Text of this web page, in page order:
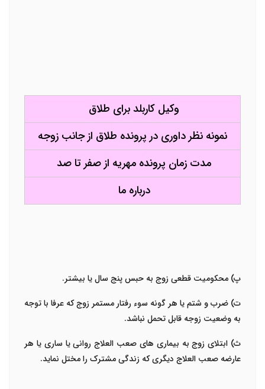
وکیل کاربلد برای طلاق
نمونه نظر داوری در پرونده طلاق از جانب زوجه
مدت زمان پرونده مهریه از صفر تا صد
درباره ما
پ) محکومیت قطعی زوج به حبس پنج سال یا بیشتر.
ت) ضرب و شتم یا هر گونه سوء رفتار مستمر زوج که عرفا با توجه
به وضعیت زوجه قابل تحمل نباشد.
ث) ابتلای زوج به بیماری های صعب العلاج روانی یا ساری یا هر
عارضه صعب العلاج دیگری که زندگی مشترک را مختل نماید.